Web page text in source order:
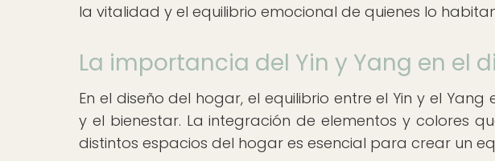
la vitalidad y el equilibrio emocional de quienes lo
La importancia del Yin y Yang en el
En el diseño del hogar, el equilibrio entre el Yin y el
y el bienestar. La integración de elementos y colores
distintos espacios del hogar es esencial para crear un